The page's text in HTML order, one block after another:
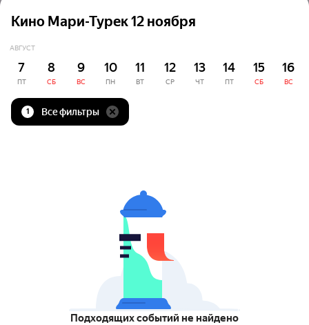
Кино Мари-Турек 12 ноября
АВГУСТ
7
ПТ
8
СБ
9
ВС
10
ПН
11
ВТ
12
СР
13
ЧТ
14
ПТ
15
СБ
16
ВС
1 Все фильтры
Подходящих событий не найдено